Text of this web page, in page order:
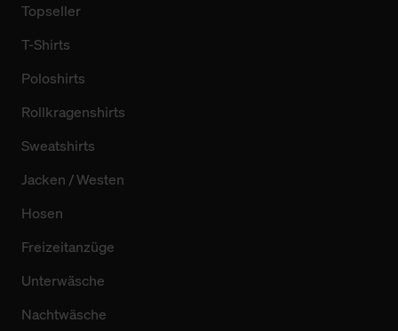
Topseller
T-Shirts
Poloshirts
Rollkragenshirts
Sweatshirts
Jacken / Westen
Hosen
Freizeitanzüge
Unterwäsche
Nachtwäsche